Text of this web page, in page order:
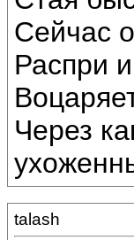
Сейчас
Распри
Через
talash